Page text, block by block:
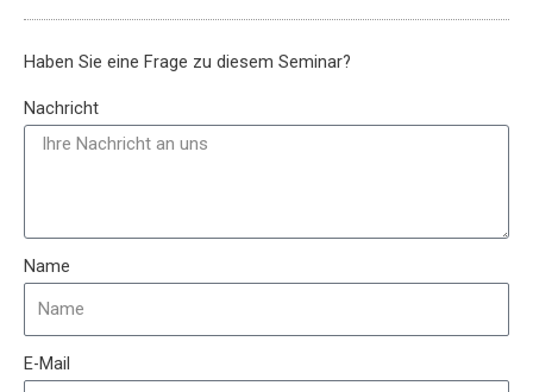
Haben Sie eine Frage zu diesem Seminar?
Nachricht
Name
E-Mail